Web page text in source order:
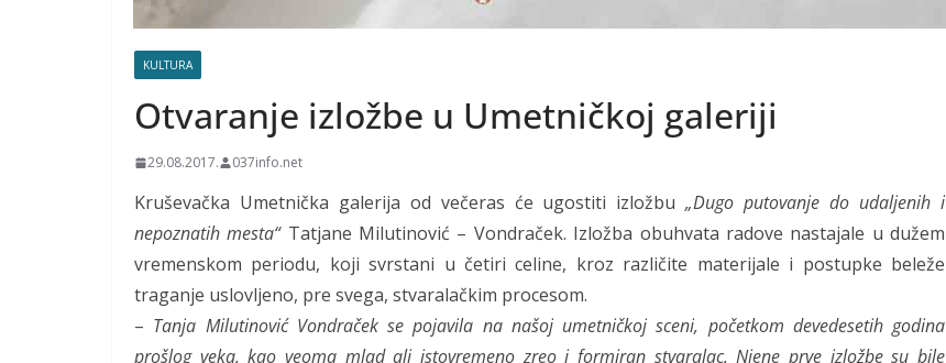
KULTURA
Otvaranje izložbe u Umetničkoj galeriji
29.08.2017. 037info.net
Kruševačka Umetnička galerija od večeras će ugostiti izložbu„Dugo putovanje do udaljenih i
nepoznatih mesta“Tatjane Milutinović – Vondraček. Izložba obuhvata radove nastajale u dužem
vremenskom periodu, koji svrstani u četiri celine, kroz različite materijale i postupke beleže
traganje uslovljeno, pre svega, stvaralačkim procesom.
– Tanja Milutinović Vondraček se pojavila na našoj umetničkoj sceni, početkom devedesetih godina
prošlog veka, kao veoma mlad ali istovremeno zreo i formiran stvaralac. Njene prve izložbe su bile